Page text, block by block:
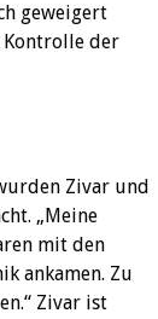
geweigert
Kontrolle der
Zivar und
„Meine
mit den
ankamen. Zu
Zivar ist